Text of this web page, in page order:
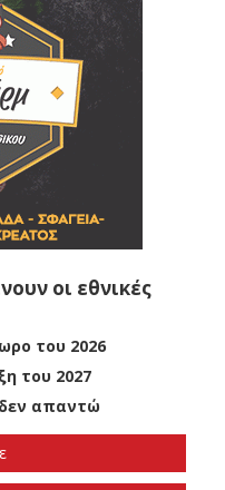
οι εθνικές
του 2026
του 2027